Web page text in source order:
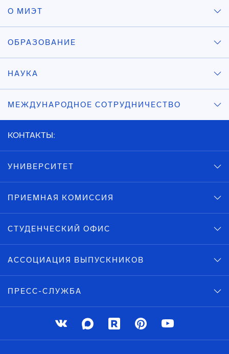
О МИЭТ
ОБРАЗОВАНИЕ
НАУКА
МЕЖДУНАРОДНОЕ СОТРУДНИЧЕСТВО
КОНТАКТЫ:
УНИВЕРСИТЕТ
ПРИЕМНАЯ КОМИССИЯ
СТУДЕНЧЕСКИЙ ОФИС
АССОЦИАЦИЯ ВЫПУСКНИКОВ
ПРЕСС-СЛУЖБА